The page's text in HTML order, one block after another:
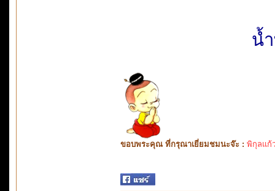
น้
ขอบพระคุณ ที่กรุณาเยี่ยมชมนะจ๊ะ : พิกุลแก้